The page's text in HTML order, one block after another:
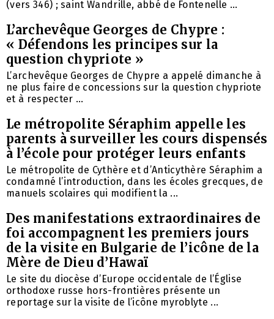
(vers 346) ; saint Wandrille, abbé de Fontenelle ...
L’archevêque Georges de Chypre :
« Défendons les principes sur la
question chypriote »
L’archevêque Georges de Chypre a appelé dimanche à
ne plus faire de concessions sur la question chypriote
et à respecter ...
Le métropolite Séraphim appelle les
parents à surveiller les cours dispensés
à l’école pour protéger leurs enfants
Le métropolite de Cythère et d’Anticythère Séraphim a
condamné l’introduction, dans les écoles grecques, de
manuels scolaires qui modifient la ...
Des manifestations extraordinaires de
foi accompagnent les premiers jours
de la visite en Bulgarie de l’icône de la
Mère de Dieu d’Hawaï
Le site du diocèse d’Europe occidentale de l’Église
orthodoxe russe hors-frontières présente un
reportage sur la visite de l’icône myroblyte ...